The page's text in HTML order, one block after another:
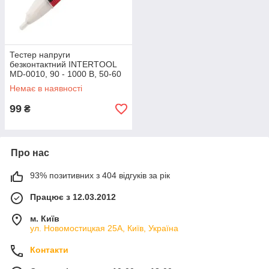
Тестер напруги
безконтактний INTERTOOL
MD-0010, 90 - 1000 В, 50-60
Гц
Немає в наявності
99 ₴
Про нас
93% позитивних з 404 відгуків за рік
Працює з 12.03.2012
м. Київ
ул. Новомостицкая 25А, Київ, Україна
Контакти